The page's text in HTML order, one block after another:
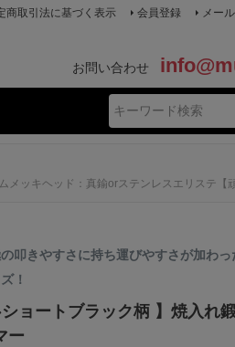
商取引法に基づく表示 会員登録 メー
お問い合わせ
ッキヘッド：真鍮orステンレスエリステ【
叩きやすさに持ち運びやすさが加わっ
！
ショートブラック柄 】焼入れ
ー